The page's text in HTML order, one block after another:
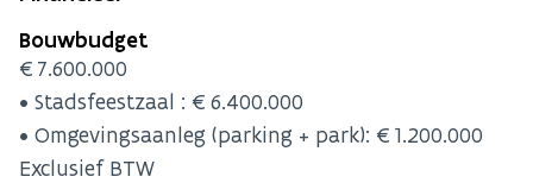
Bouwbudget
€7.600.000
• Stadsfeestzaal : €6.400.000
• Omgevingsaanleg (parking + park): €1.200.000
Exclusief BTW